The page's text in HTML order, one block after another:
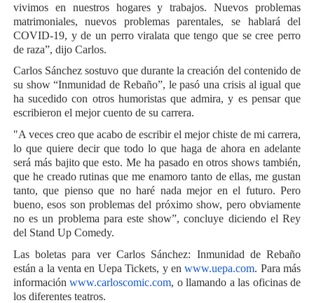
vivimos en nuestros hogares y trabajos. Nuevos problemas
matrimoniales, nuevos problemas parentales, se hablará del
COVID-19, y de un perro viralata que tengo que se cree perro
de raza”, dijo Carlos.
Carlos Sánchez sostuvo que durante la creación del contenido de
su show “Inmunidad de Rebaño”, le pasó una crisis al igual que
ha sucedido con otros humoristas que admira, y es pensar que
escribieron el mejor cuento de su carrera.
"A veces creo que acabo de escribir el mejor chiste de mi carrera,
lo que quiere decir que todo lo que haga de ahora en adelante
será más bajito que esto. Me ha pasado en otros shows también,
que he creado rutinas que me enamoro tanto de ellas, me gustan
tanto, que pienso que no haré nada mejor en el futuro. Pero
bueno, esos son problemas del próximo show, pero obviamente
no es un problema para este show”, concluye diciendo el Rey
del Stand Up Comedy.
Las boletas para ver Carlos Sánchez: Inmunidad de Rebaño
están a la venta en Uepa Tickets, y enwww.uepa.com. Para más
informaciónwww.carloscomic.com, o llamando a las oficinas de
los diferentes teatros.